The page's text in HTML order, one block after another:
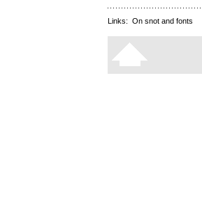
Links: On snot and fonts